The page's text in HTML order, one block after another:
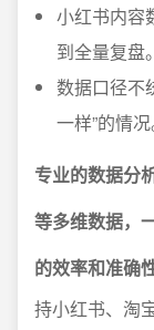
小红书内容
到全量复盘。
数据口径不
一样”的情况
专业的数据分
等多维数据，
的效率和准确性
持小红书、淘